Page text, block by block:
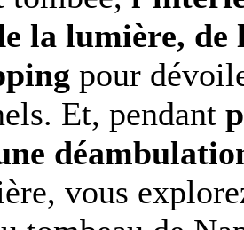
la lumière,
pour
Et, pendant
vous